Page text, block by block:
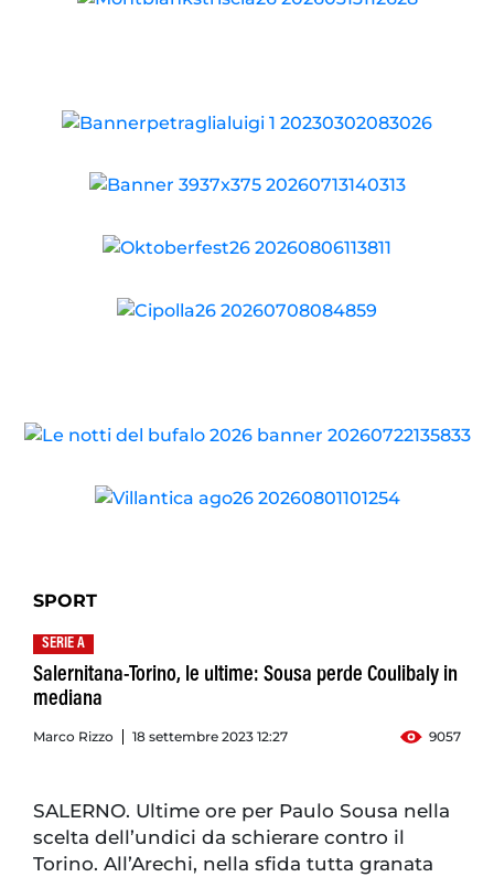
SPORT
SERIE A
Salernitana-Torino, le ultime: Sousa perde Coulibaly in
mediana
Marco Rizzo 18 settembre 2023 12:27 9057
SALERNO. Ultime ore per Paulo Sousa nella
scelta dell’undici da schierare contro il
Torino. All’Arechi, nella sfida tutta granata